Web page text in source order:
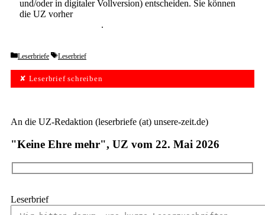
und/oder in digitaler Vollversion) entscheiden. Sie können
die UZ vorher
.
Categories
Leserbriefe Tags
Leserbrief
✘ Leserbrief schreiben
An die UZ-Redaktion (leserbriefe (at) unsere-zeit.de)
"Keine Ehre mehr", UZ vom 22. Mai 2026
Leserbrief